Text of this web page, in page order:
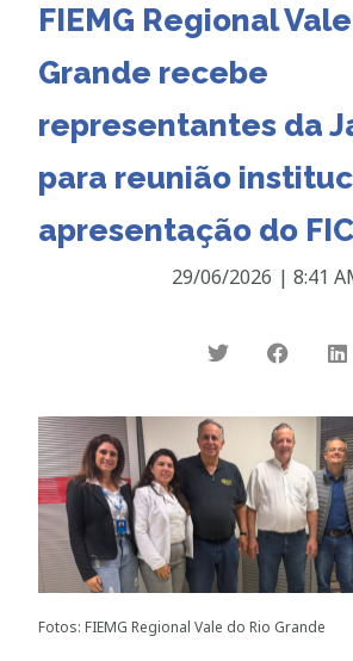
FIEMG Regional
Grande recebe
representantes da
para reunião
apresentação do
29/06/2026 | 8:41
Fotos: FIEMG Regional Vale do Rio Grande